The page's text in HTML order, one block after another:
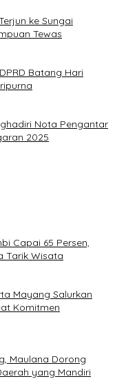
ke Sungai
Tewas
Batang Hari
Nota Pengantar
2025
Capai 65 Persen,
Tarik Wisata
Mayang Salurkan
Komitmen
Maulana Dorong
yang Mandiri